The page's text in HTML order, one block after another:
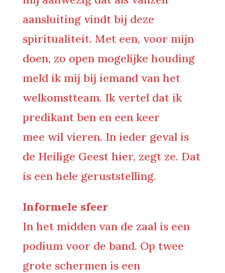
aansluiting vindt bij deze
spiritualiteit. Met een, voor mijn
doen, zo open mogelijke houding
meld ik mij bij iemand van het
welkomstteam. Ik vertel dat ik
predikant ben en een keer
mee wil vieren. In ieder geval is
de Heilige Geest hier, zegt ze. Dat
is een hele geruststelling.
Informele sfeer
In het midden van de zaal is een
podium voor de band. Op twee
grote schermen is een